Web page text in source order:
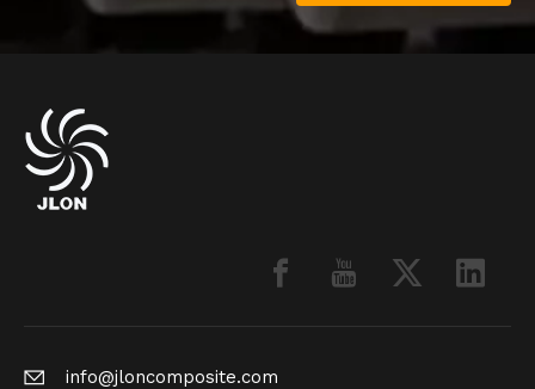
info@jloncomposite.com